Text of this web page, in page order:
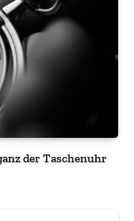
der Taschenuhr